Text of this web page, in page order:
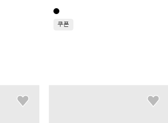
쿠폰